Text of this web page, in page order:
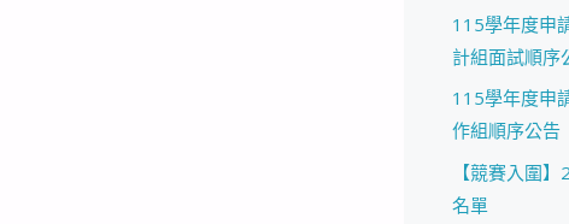
115學年度申
計組面試順序
115學年度申
作組順序公告
【競賽入圍
名單